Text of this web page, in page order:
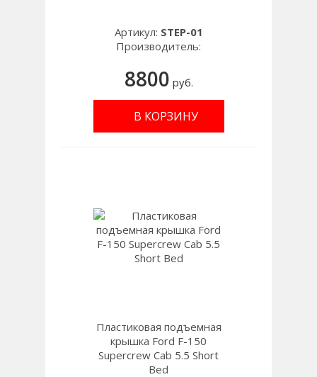
Артикул: STEP-01
Производитель:
8800 руб.
В КОРЗИНУ
Пластиковая подъемная
крышка Ford F-150
Supercrew Cab 5.5 Short
Bed